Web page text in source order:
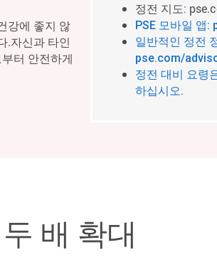
강에 좋지 않
.자신과 타인
터 안전하게
정전 지도:
PSE 모바일 앱:
일반적인 정전
pse.com/
정전 대비 요령
하십시오.
배 확대